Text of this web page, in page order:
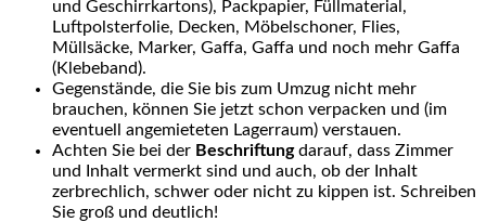
und Geschirrkartons), Packpapier, Füllmaterial,
Luftpolsterfolie, Decken, Möbelschoner, Flies,
Müllsäcke, Marker, Gaffa, Gaffa und noch mehr Gaffa
(Klebeband).
Gegenstände, die Sie bis zum Umzug nicht mehr
brauchen, können Sie jetzt schon verpacken und (im
eventuell angemieteten Lagerraum) verstauen.
Achten Sie bei der Beschriftungdarauf, dass Zimmer
und Inhalt vermerkt sind und auch, ob der Inhalt
zerbrechlich, schwer oder nicht zu kippen ist. Schreiben
Sie groß und deutlich!